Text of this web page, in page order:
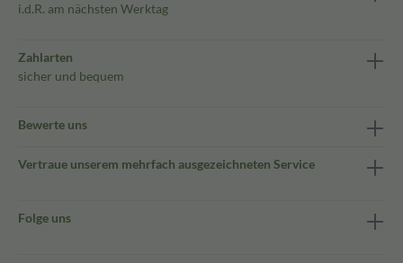
i.d.R. am nächsten Werktag
Zahlarten
sicher und bequem
Bewerte uns
Vertraue unserem mehrfach ausgezeichneten Service
Folge uns